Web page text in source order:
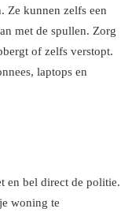
Ze kunnen zelfs een
met de spullen. Zorg
of zelfs verstopt.
laptops en
en bel direct de politie.
woning te